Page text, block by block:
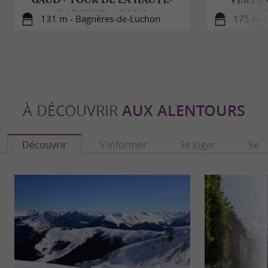
GARONNE A VELO
131 m - Bagnères-de-Luchon 175 m -
À DÉCOUVRIR AUX ALENTOURS
Découvrir S'informer Se loger Se